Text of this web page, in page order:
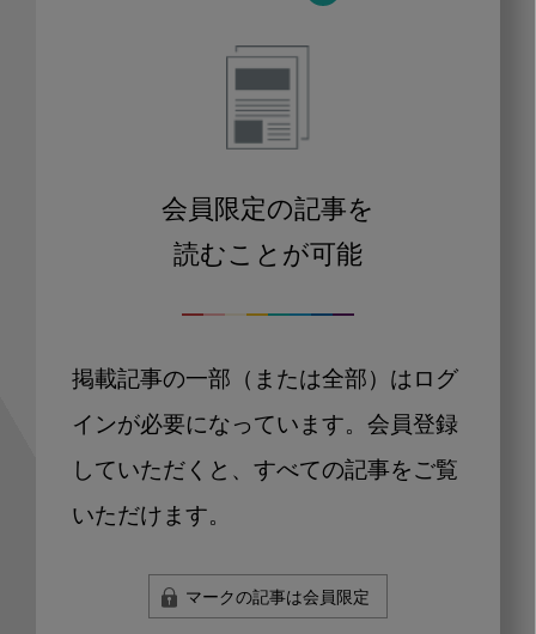
会員限定の記事を
読むことが可能
掲載記事の一部（または全部）はログ
インが必要になっています。会員登録
していただくと、すべての記事をご覧
いただけます。
マークの記事は会員限定